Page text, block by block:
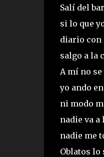
Salí del
si lo que
diario con
salgo a la
A mí no
yo ando
ni modo
nadie va
nadie me
Oblatos lo